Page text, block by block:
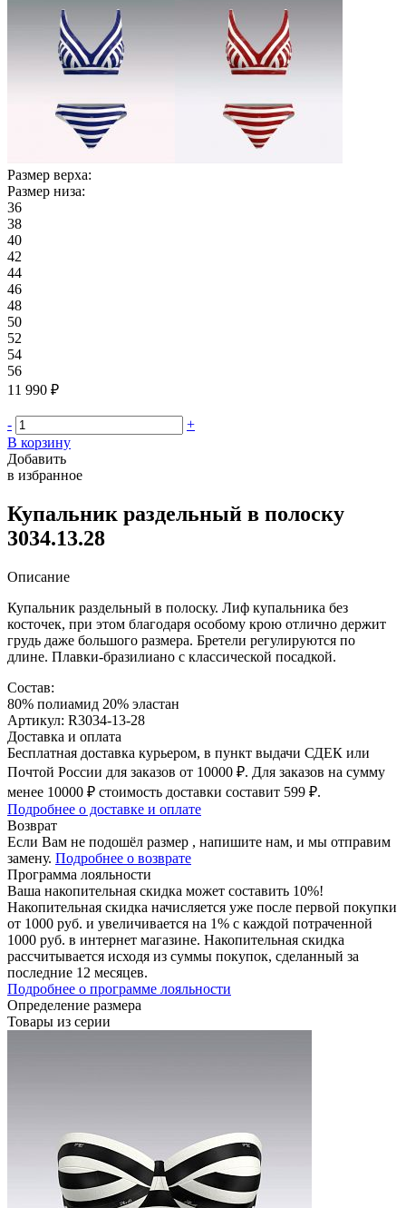
Размер верха:
Размер низа:
36
38
40
42
44
46
48
50
52
54
56
11 990 ₽
-
+
В корзину
Добавить
в избранное
Купальник раздельный в полоску
3034.13.28
Описание
Купальник раздельный в полоску. Лиф купальника без
косточек, при этом благодаря особому крою отлично держит
грудь даже большого размера. Бретели регулируются по
длине. Плавки-бразилиано с классической посадкой.
Состав:
80% полиамид 20% эластан
Артикул: R3034-13-28
Доставка и оплата
Бесплатная доставка курьером, в пункт выдачи СДЕК или
Почтой России для заказов от 10000 ₽. Для заказов на сумму
менее 10000 ₽ стоимость доставки составит 599 ₽.
Подробнее о доставке и оплате
Возврат
Если Вам не подошёл размер , напишите нам, и мы отправим
замену. Подробнее о возврате
Программа лояльности
Ваша накопительная скидка может составить 10%!
Накопительная скидка начисляется уже после первой покупки
от 1000 руб. и увеличивается на 1% с каждой потраченной
1000 руб. в интернет магазине. Накопительная скидка
рассчитывается исходя из суммы покупок, сделанный за
последние 12 месяцев.
Подробнее о программе лояльности
Определение размера
Товары из серии